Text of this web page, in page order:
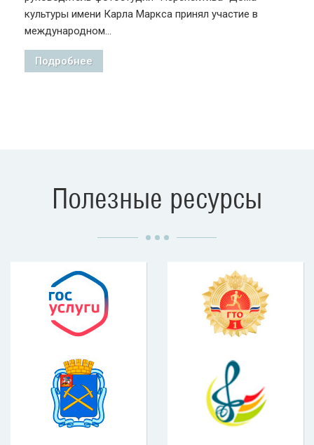
культуры имени Карла Маркса принял участие в
международном...
Подробнее
Полезные ресурсы